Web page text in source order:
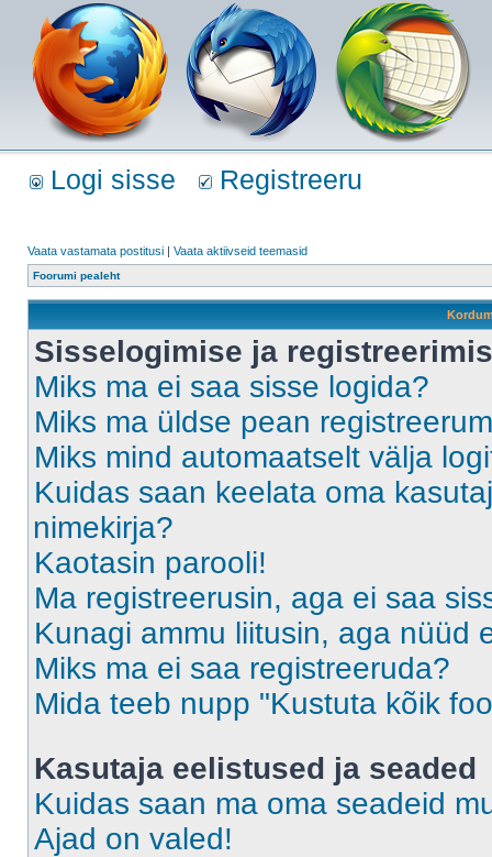
Logi sisse Registreeru
Vaata vastamata postitusi | Vaata aktiivseid teemasid
Foorumi pealeht
Sisselogimise ja
Miks ma ei saa sisse logida?
Miks ma üldse pean
Miks mind automaatselt välja
Kuidas saan keelata oma
nimekirja?
Kaotasin parooli!
Ma registreerusin, aga ei saa
Kunagi ammu liitusin, aga nüüd
Miks ma ei saa registreeruda?
Mida teeb nupp "Kustuta kõik
Kasutaja eelistused ja seaded
Kuidas saan ma oma seadeid
Ajad on valed!